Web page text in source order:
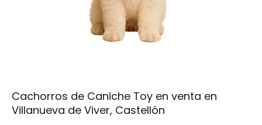
Cachorros de Caniche Toy en venta en
Villanueva de Viver, Castellón